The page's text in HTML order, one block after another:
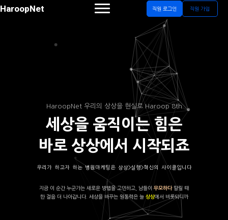
HaroopNet 직원 로그인 직원 가입
HaroopNet 우리의 상상을 현실로 Haroop 8th
세상을 움직이는 힘은
바로 상상에서 시작되죠
우리가 하고자 하는 병원마케팅은 상상>실행>혁신의 사이클입니다
지금 이 순간 누군가는 새로운 방법을 고민하고, 남들이 무모하다말릴 때
한 걸음 더 나아갑니다. 세상을 바꾸는 원동력은 늘 상상에서 비롯되니까